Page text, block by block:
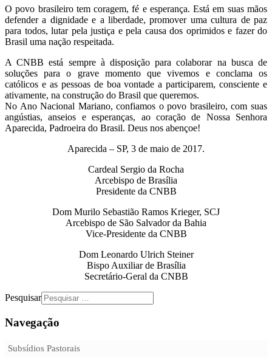
O povo brasileiro tem coragem, fé e esperança. Está em suas mãos
defender a dignidade e a liberdade, promover uma cultura de paz
para todos, lutar pela justiça e pela causa dos oprimidos e fazer do
Brasil uma nação respeitada.
A CNBB está sempre à disposição para colaborar na busca de
soluções para o grave momento que vivemos e conclama os
católicos e as pessoas de boa vontade a participarem, consciente e
ativamente, na construção do Brasil que queremos.
No Ano Nacional Mariano, confiamos o povo brasileiro, com suas
angústias, anseios e esperanças, ao coração de Nossa Senhora
Aparecida, Padroeira do Brasil. Deus nos abençoe!
Aparecida – SP, 3 de maio de 2017.
Cardeal Sergio da Rocha
Arcebispo de Brasília
Presidente da CNBB
Dom Murilo Sebastião Ramos Krieger, SCJ
Arcebispo de São Salvador da Bahia
Vice-Presidente da CNBB
Dom Leonardo Ulrich Steiner
Bispo Auxiliar de Brasília
Secretário-Geral da CNBB
Pesquisar
Navegação
Subsídios Pastorais